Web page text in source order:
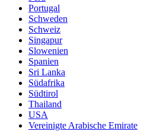
Portugal
Schweden
Schweiz
Singapur
Slowenien
Spanien
Sri Lanka
Südafrika
Südtirol
Thailand
USA
Vereinigte Arabische Emirate